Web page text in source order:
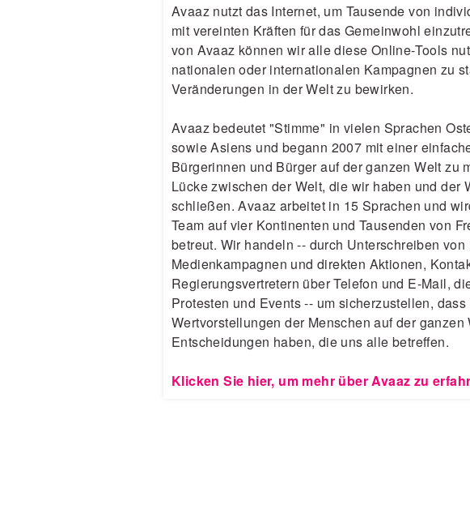
Avaaz nutzt das Internet, um Tausende von
mit vereinten Kräften für das Gemeinwohl
von Avaaz können wir alle diese Online-Tools
nationalen oder internationalen Kampagnen zu
Veränderungen in der Welt zu bewirken.
Avaaz bedeutet "Stimme" in vielen Sprachen
sowie Asiens und begann 2007 mit einer
Bürgerinnen und Bürger auf der ganzen Welt zu
Lücke zwischen der Welt, die wir haben und der
schließen. Avaaz arbeitet in 15 Sprachen und
Team auf vier Kontinenten und Tausenden von
betreut. Wir handeln -- durch Unterschreiben
Medienkampagnen und direkten Aktionen,
Regierungsvertretern über Telefon und E-Mail,
Protesten und Events -- um sicherzustellen,
Wertvorstellungen der Menschen auf der
Entscheidungen haben, die uns alle betreffen.
Klicken Sie hier, um mehr über Avaaz zu